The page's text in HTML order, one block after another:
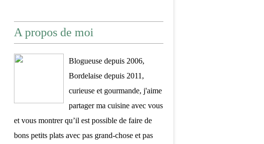
A propos de moi
Blogueuse depuis 2006,
Bordelaise depuis 2011,
curieuse et gourmande, j'aime
partager ma cuisine avec vous
et vous montrer qu’il est possible de faire de
bons petits plats avec pas grand-chose et pas